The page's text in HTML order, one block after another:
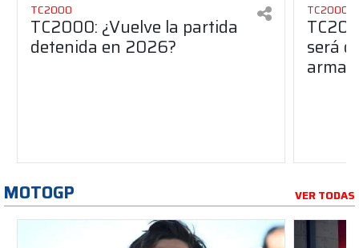
TC2000
TC2000: ¿Vuelve la partida
detenida en 2026?
TC2000
será
MOTOGP VER TODAS